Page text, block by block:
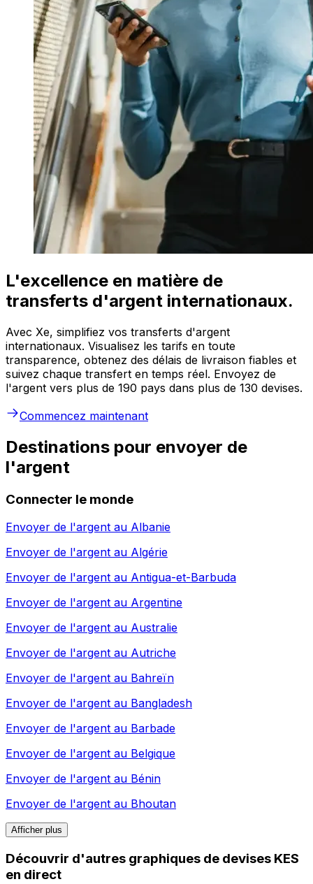
L'excellence en matière de
transferts d'argent internationaux.
Avec Xe, simplifiez vos transferts d'argent
internationaux. Visualisez les tarifs en toute
transparence, obtenez des délais de livraison fiables et
suivez chaque transfert en temps réel. Envoyez de
l'argent vers plus de 190 pays dans plus de 130 devises.
Commencez maintenant
Destinations pour envoyer de
l'argent
Connecter le monde
Envoyer de l'argent au Albanie
Envoyer de l'argent au Algérie
Envoyer de l'argent au Antigua-et-Barbuda
Envoyer de l'argent au Argentine
Envoyer de l'argent au Australie
Envoyer de l'argent au Autriche
Envoyer de l'argent au Bahreïn
Envoyer de l'argent au Bangladesh
Envoyer de l'argent au Barbade
Envoyer de l'argent au Belgique
Envoyer de l'argent au Bénin
Envoyer de l'argent au Bhoutan
Afficher plus
Découvrir d'autres graphiques de devises KES
en direct